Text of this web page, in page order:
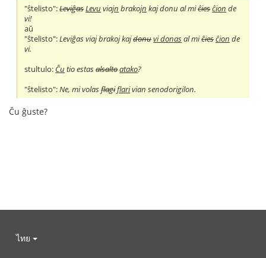
"ŝtelisto":LeviĝasLevu viajn brakojn kaj donu al miĉiesĉion de
vi!
aŭ
"ŝtelisto":Leviĝas viaj brakoj kajdonuvi donasal miĉiesĉion de
vi.
stultulo: Ĉu tio estasalsaltoatako?
"ŝtelisto":Ne, mi volasflagiflarivian senodorigilon.
Ĉu ĝuste?
ไทย